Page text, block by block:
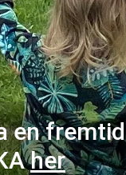
en fremtid
her